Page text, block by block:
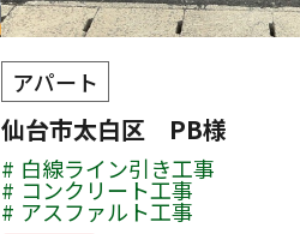
アパート
仙台市太白区 PB様
白線ライン引き工事
コンクリート工事
アスファルト工事